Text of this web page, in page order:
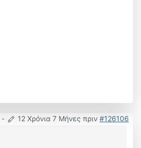
- 12 Χρόνια 7 Μήνες πριν #126106